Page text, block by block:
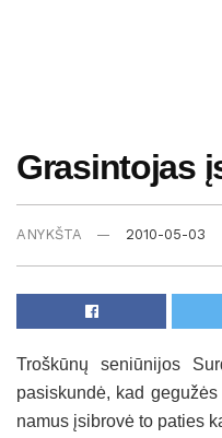
Grasintojas
ANYKŠTA 2010-05-03
Troškūnų seniūnijos
pasiskundė, kad
namus įsibrovė to paties